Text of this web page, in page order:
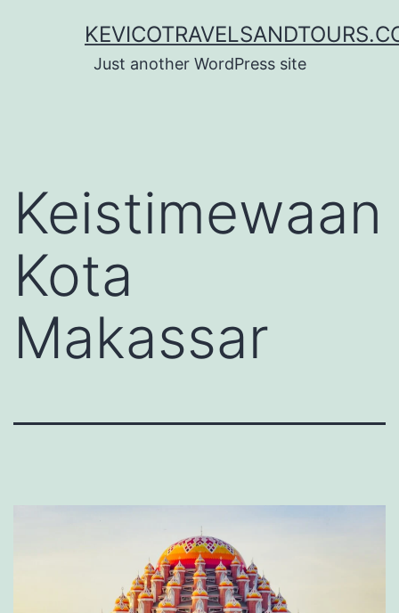
Just another WordPress site
Keistimewaan
Kota
Makassar